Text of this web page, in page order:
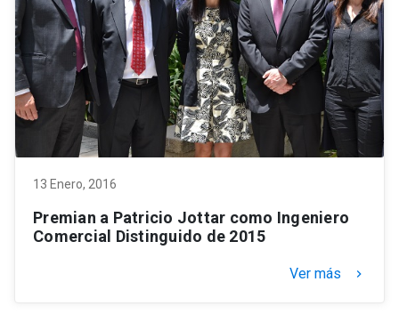
13 Enero, 2016
Premian a Patricio Jottar como Ingeniero
Comercial Distinguido de 2015
Ver más keyboard_arrow_right